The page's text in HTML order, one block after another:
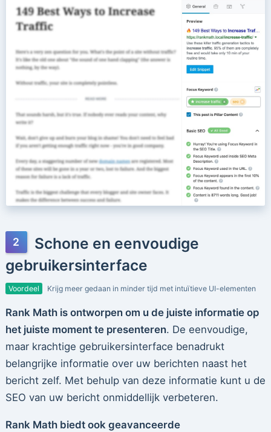
Schone en eenvoudige
gebruikersinterface
Voordeel Krijg meer gedaan in minder tijd met intuïtieve UI-elementen
Rank Math is ontworpen om u de juiste informatie op
het juiste moment te presenteren. De eenvoudige,
maar krachtige gebruikersinterface benadrukt
belangrijke informatie over uw berichten naast het
bericht zelf. Met behulp van deze informatie kunt u de
SEO van uw bericht onmiddellijk verbeteren.
Rank Math biedt ook geavanceerde